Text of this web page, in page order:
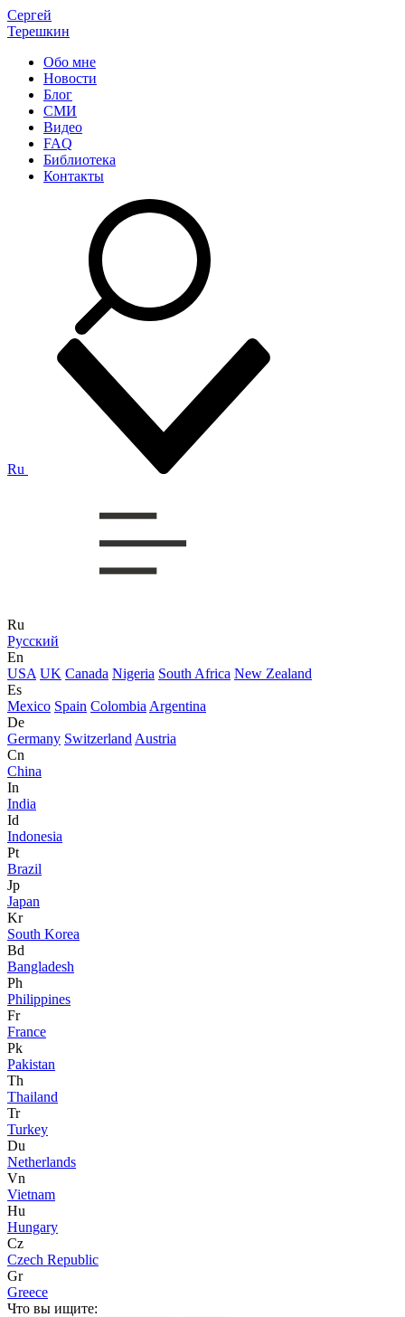
Сергей
Терешкин
Обо мне
Новости
Блог
СМИ
Видео
FAQ
Библиотека
Контакты
Ru
Ru
Русский
En
USA UK Canada Nigeria South Africa New Zealand
Es
Mexico Spain Colombia Argentina
De
Germany Switzerland Austria
Cn
China
In
India
Id
Indonesia
Pt
Brazil
Jp
Japan
Kr
South Korea
Bd
Bangladesh
Ph
Philippines
Fr
France
Pk
Pakistan
Th
Thailand
Tr
Turkey
Du
Netherlands
Vn
Vietnam
Hu
Hungary
Cz
Czech Republic
Gr
Greece
Что вы ищите: